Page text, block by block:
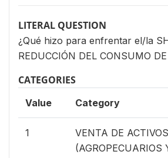
LITERAL QUESTION
¿Qué hizo para enfrentar el/la
REDUCCIÓN DEL CONSUMO
CATEGORIES
Value Category
1
VENTA DE ACTIVOS
(AGROPECUARIOS